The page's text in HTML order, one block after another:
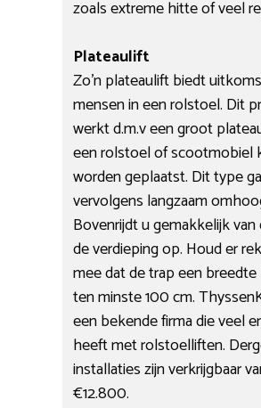
zoals extreme hitte of veel
Plateaulift
Zo’n plateaulift biedt
mensen in een rolstoel. Dit
werkt d.m.v een groot
een rolstoel of scootmobiel
worden geplaatst. Dit type
vervolgens langzaam
Bovenrijdt u gemakkelijk
de verdieping op. Houd er
mee dat de trap een
ten minste 100 cm.
een bekende firma die veel
heeft met rolstoelliften.
installaties zijn verkrijgbaar
€12.800.